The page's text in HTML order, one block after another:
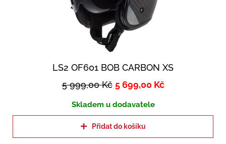
LS2 OF601 BOB CARBON XS
5 999,00Kč 5 699,00 Kč
Skladem u dodavatele
Přidat do košíku